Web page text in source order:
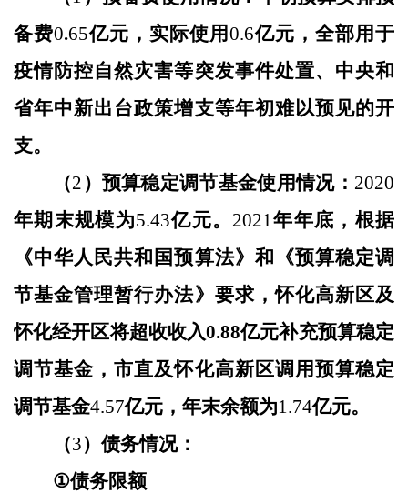
备费0.65亿元，实际使用0.6亿元，全部用于
疫情防控自然灾害等突发事件处置、中央和
省年中新出台政策增支等年初难以预见的开
支。
（2 ）预算稳定调节基金使用情况： 2020
年期末规模为5.43亿元。 2021年年底，根据
《中华人民共和国预算法》和《预算稳定调
节基金管理暂行办法》要求，怀化高新区及
怀化经开区将超收收入0.88亿元补充预算稳定
调节基金，市直及怀化高新区调用预算稳定
调节基金4.57亿元，年末余额为1.74亿元。
（3）债务情况：
①债务限额